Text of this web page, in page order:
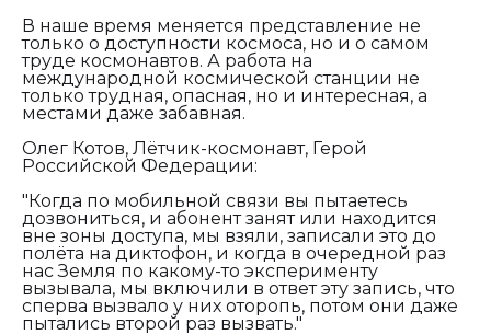
В наше время меняется представление не
только о доступности космоса, но и о самом
труде космонавтов. А работа на
международной космической станции не
только трудная, опасная, но и интересная, а
местами даже забавная.
Олег Котов, Лётчик-космонавт, Герой
Российской Федерации:
"Когда по мобильной связи вы пытаетесь
дозвониться, и абонент занят или находится
вне зоны доступа, мы взяли, записали это до
полёта на диктофон, и когда в очередной раз
нас Земля по какому-то эксперименту
вызывала, мы включили в ответ эту запись, что
сперва вызвало у них оторопь, потом они даже
пытались второй раз вызвать."